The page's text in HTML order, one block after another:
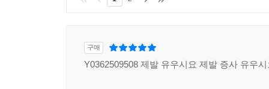
구매
Y0362509508 제발 유우시요 제발 증사 유우